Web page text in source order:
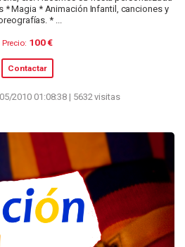
* Magia * Animación Infantil, canciones y
* ...
Precio: 100 €
Contactar
2010 01:08:38 | 5632 visitas